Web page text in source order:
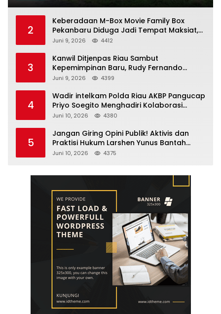
2
Keberadaan M-Box Movie Family Box
Pekanbaru Diduga Jadi Tempat Maksiat,
Warga Resah Minta Pemerintah Lakukan
Juni 9, 2026 4412
3
Kanwil Ditjenpas Riau Sambut
Kepemimpinan Baru, Rudy Fernando
Sianturi Resmi Menjabat Kakanwil
Juni 9, 2026 4399
4
Wadir intelkam Polda Riau AKBP Pangucap
Priyo Soegito Menghadiri Kolaborasi
Selamatkan Lingkungan Cegah Karhutla
Juni 10, 2026 4380
5
Jangan Giring Opini Publik! Aktivis dan
Praktisi Hukum Larshen Yunus Bantah
Tuduhan Soal Gelar Profesor Sufmi Dasco
Juni 10, 2026 4375